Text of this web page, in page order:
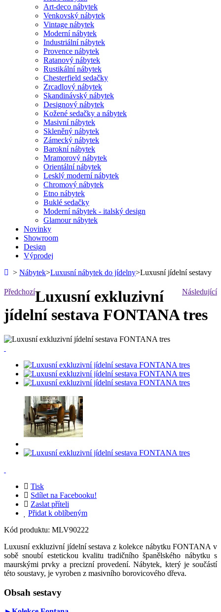
Art-deco nábytek
Venkovský nábytek
Vintage nábytek
Moderní nábytek
Industriální nábytek
Provence nábytek
Ratanový nábytek
Rustikální nábytek
Chesterfield sedačky
Zrcadlový nábytek
Skandinávský nábytek
Designový nábytek
Kožené sedačky a nábytek
Masivní nábytek
Skleněný nábytek
Zámecký nábytek
Barokní nábytek
Mramorový nábytek
Orientální nábytek
Lesklý moderní nábytek
Chromový nábytek
Etno nábytek
Buklé sedačky
Moderní nábytek - italský design
Glamour nábytek
Novinky
Showroom
Design
Výprodej
> Nábytek>Luxusní nábytek do jídelny>Luxusní jídelní sestavy
Předchozí Následující
Luxusní exkluzivní
jídelní sestava FONTANA tres
Tisk
Sdílet na Facebooku!
Zaslat příteli
Přidat k oblíbeným
Kód produktu: MLV90222
Luxusní exkluzivní jídelní sestava z kolekce nábytku FONTANA v
sobě snoubí estetickou kvalitu tradičního španělského nábytku s
maurskými prvky a precizní provedení. Nábytek, který je součástí
této soustavy, je vyroben z masivního borovicového dřeva.
Obsah sestavy